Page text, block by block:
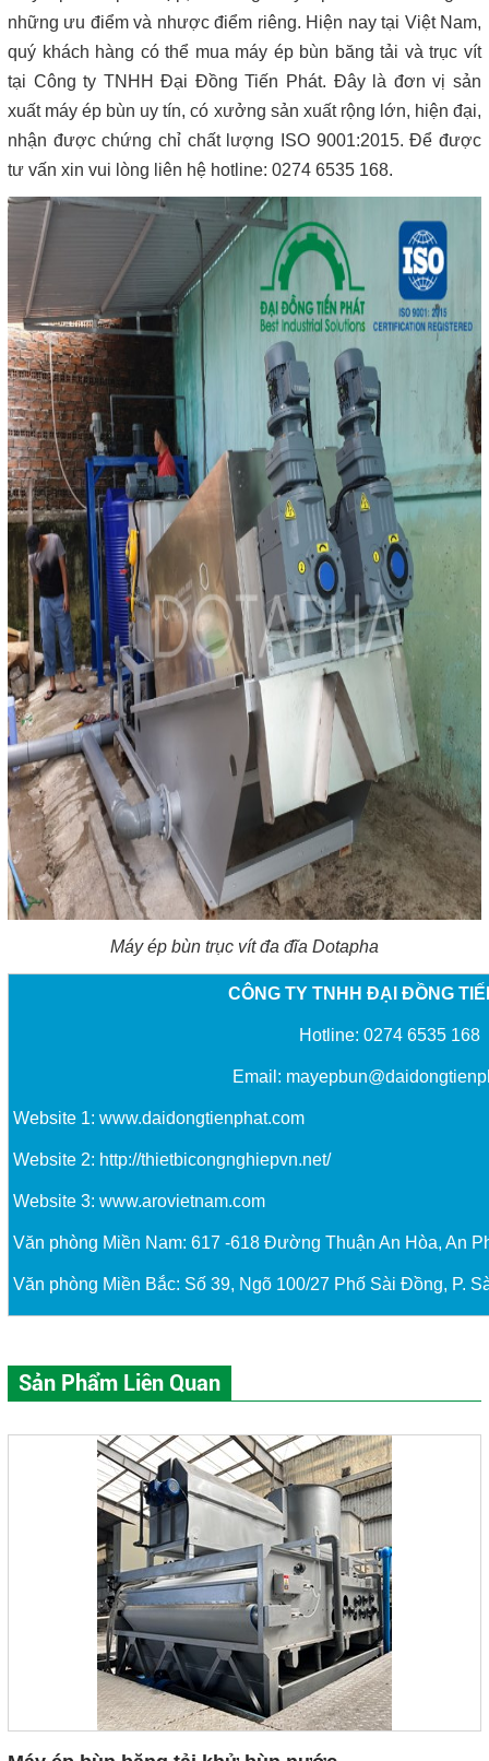
những ưu điểm và nhược điểm riêng. Hiện nay tại Việt Nam,
quý khách hàng có thể mua máy ép bùn băng tải và trục vít
tại Công ty TNHH Đại Đồng Tiến Phát. Đây là đơn vị sản
xuất máy ép bùn uy tín, có xưởng sản xuất rộng lớn, hiện đại,
nhận được chứng chỉ chất lượng ISO 9001:2015. Để được
tư vấn xin vui lòng liên hệ hotline: 0274 6535 168.
Máy ép bùn trục vít đa đĩa Dotapha
CÔNG TY TNHH ĐẠI ĐỒNG
Hotline: 0274 6535 168
Email:
Website 1: www.daidongtienphat.com
Website 2: http://thietbicongnghiepvn.net/
Website 3: www.arovietnam.com
Văn phòng Miền Nam: 617 -618 Đường Thuận An Hòa, An
Văn phòng Miền Bắc: Số 39, Ngõ 100/27 Phố Sài Đồng, P.
Sản Phẩm Liên Quan